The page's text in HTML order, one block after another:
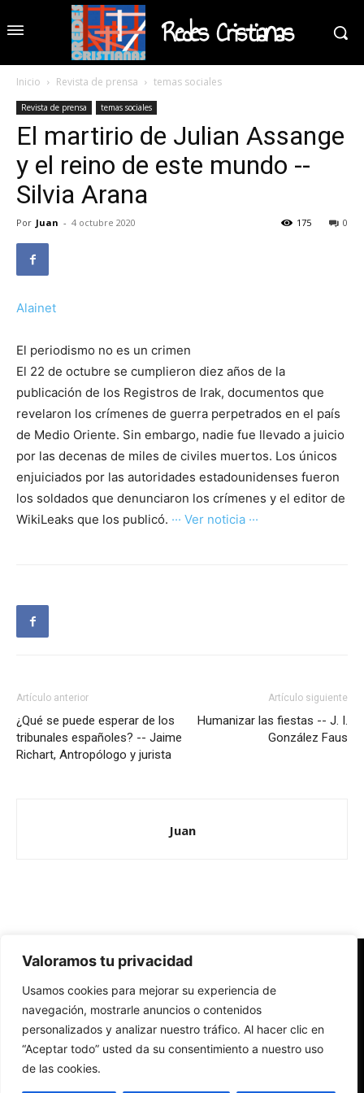
Valoramos tu privacidad
Usamos cookies para mejorar su experiencia de
navegación, mostrarle anuncios o contenidos
personalizados y analizar nuestro tráfico. Al hacer clic en
“Aceptar todo” usted da su consentimiento a nuestro uso
de las cookies.
Redes Cristianas
Inicio Revista de prensa temas sociales
Revista de prensa temas sociales
El martirio de Julian Assange
y el reino de este mundo --
Silvia Arana
Por Juan - 4 octubre 2020 0
175
Alainet
El periodismo no es un crimen
El 22 de octubre se cumplieron diez años de la
publicación de los Registros de Irak, documentos que
revelaron los crímenes de guerra perpetrados en el país
de Medio Oriente. Sin embargo, nadie fue llevado a juicio
por las decenas de miles de civiles muertos. Los únicos
enjuiciados por las autoridades estadounidenses fueron
los soldados que denunciaron los crímenes y el editor de
WikiLeaks que los publicó. ··· Ver noticia ···
Artículo anterior
¿Qué se puede esperar de los
tribunales españoles? -- Jaime
Richart, Antropólogo y jurista
Artículo siguiente
Humanizar las fiestas -- J. I.
González Faus
Juan
Redes Cristianas
Una mirada alternativa sobre la Iglesia católica y la sociedad
- Colectivos de Redes Cristianas